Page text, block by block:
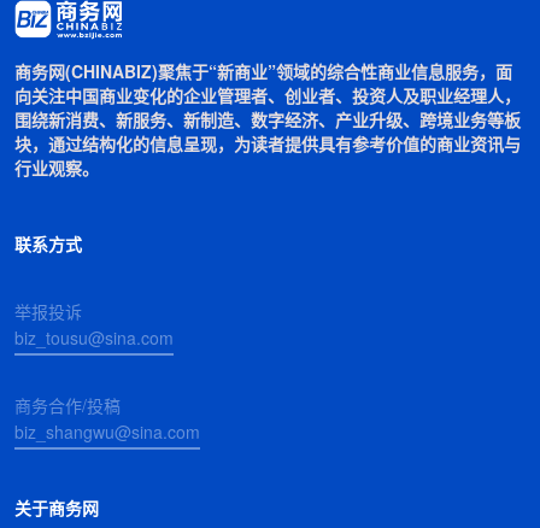
商务网(CHINABIZ)聚焦于“新商业”领域的综合性商业信息服务，面
向关注中国商业变化的企业管理者、创业者、投资人及职业经理人，
围绕新消费、新服务、新制造、数字经济、产业升级、跨境业务等板
块，通过结构化的信息呈现，为读者提供具有参考价值的商业资讯与
行业观察。
联系方式
举报投诉
biz_tousu@sina.com
商务合作/投稿
biz_shangwu@sina.com
关于商务网